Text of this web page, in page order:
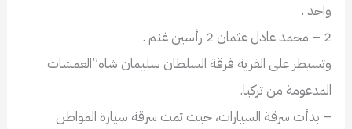
واحد .
2 – محمد عادل عثمان 2 رأسين غنم .
وتسيطر على القرية فرقة السلطان سليمان شاه”العمشات
المدعومة من تركيا.
– بدأت سرقة السيارات، حيث تمت سرقة سيارة المواطن